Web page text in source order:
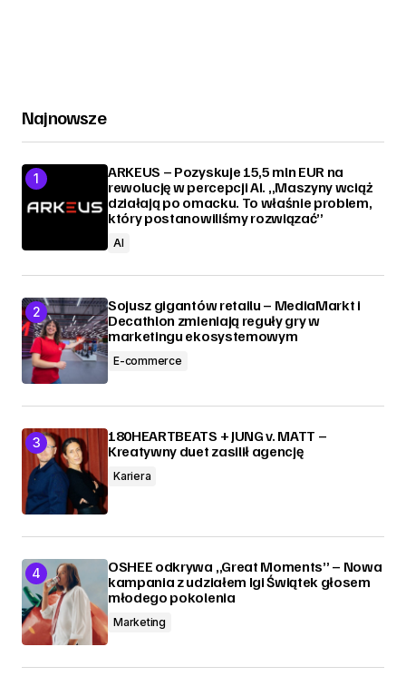
Najnowsze
ARKEUS – Pozyskuje 15,5 mln EUR na
rewolucję w percepcji AI. „Maszyny wciąż
działają po omacku. To właśnie problem,
który postanowiliśmy rozwiązać”
AI
Sojusz gigantów retailu – MediaMarkt i
Decathlon zmieniają reguły gry w
marketingu ekosystemowym
E-commerce
180HEARTBEATS + JUNG v. MATT –
Kreatywny duet zasilił agencję
Kariera
OSHEE odkrywa „Great Moments” – Nowa
kampania z udziałem Igi Świątek głosem
młodego pokolenia
Marketing